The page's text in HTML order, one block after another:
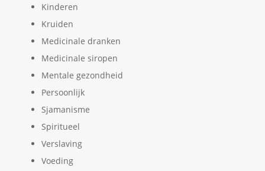
Kinderen
Kruiden
Medicinale dranken
Medicinale siropen
Mentale gezondheid
Persoonlijk
Sjamanisme
Spiritueel
Verslaving
Voeding